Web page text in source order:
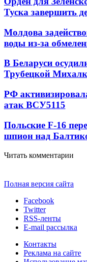
Туска завершить
Молдова
воды из-за
В Беларуси
Трубецкой
РФ
атак ВСУ5115
Польские F-16
шпион над
Читать комментарии
Полная версия сайта
Facebook
Twitter
RSS-ленты
E-mail рассылка
Контакты
Реклама на сайте